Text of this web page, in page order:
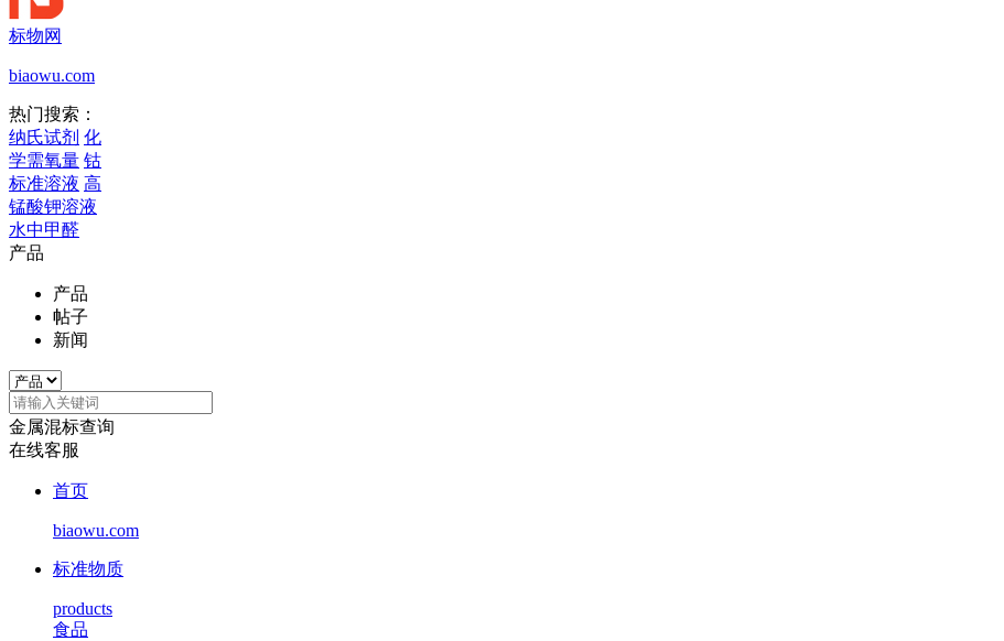
标物网
biaowu.com
热门搜索：
纳氏试剂 化
学需氧量 钴
标准溶液 高
锰酸钾溶液
水中甲醛
产品
产品
帖子
新闻
金属混标查询
在线客服
首页
biaowu.com
标准物质
products
食品